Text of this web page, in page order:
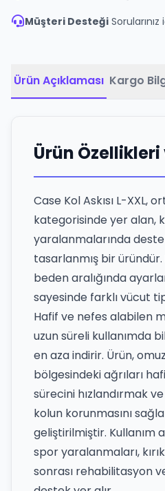
Müşteri Desteği Sorularınız
Ürün Açıklaması Kargo
Ürün
Case Kol Askısı L-XXL,
kategorisinde yer alan,
yaralanmalarında
tasarlanmış bir üründür.
beden aralığında
sayesinde farklı vücut
Hafif ve nefes alabilen
uzun süreli kullanımda
en aza indirir. Ürün,
bölgesindeki ağrıları
sürecini hızlandırmak
kolun korunmasını
geliştirilmiştir. Kullanım
spor yaralanmaları,
sonrası rehabilitasyon